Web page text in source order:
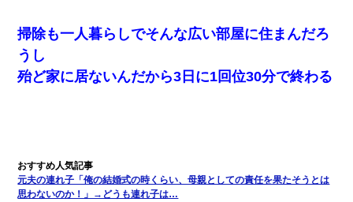
【悲報】お風呂で父親と姉が完全に行為してるんだが...
彼氏の家に泊まる事になり、ゲームで盛り上がってさぁ寝よう！
と電気を消すとミシッって音が…彼「ちょっと待ってて」→勢い
よくドアを開けるとなんと…
何年か前に妹は離婚している。当時生まれた姪が義弟の子じゃな
掃除も一人暮らしでそんな広い部屋に住まんだろ
うし
殆ど家に居ないんだから3日に1回位30分で終わる
元夫の連れ子「俺の結婚式の時くらい、母親としての責任を果たそうとは
思わないのか！」→どうも連れ子は…